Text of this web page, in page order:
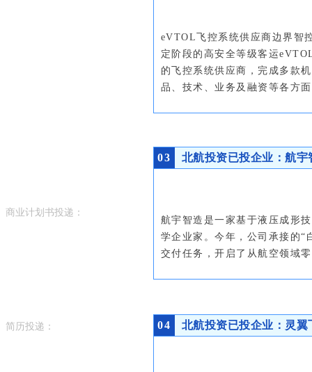
eVTOL飞控系统供应商边界智
定阶段的高安全等级客运
的飞控系统供应商，完成多款
品、技术、业务及融资等各方
03 北航投资已投企业：航宇
航宇智造是一家基于液压成形
学企业家。今年，公司承接的“
交付任务，开启了从航空领域
04 北航投资已投企业：灵翼
商业计划书投递：
简历投递：